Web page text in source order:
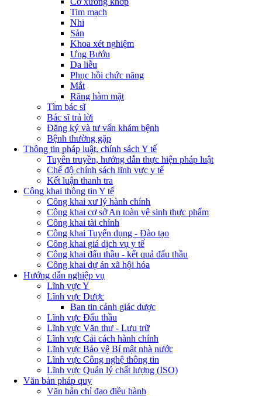
Tim mạch
Nhi
Sản
Khoa xét nghiệm
Ưng Bướu
Da liễu
Phục hồi chức năng
Mắt
Răng hàm mặt
Tìm bác sĩ
Bác sĩ trả lời
Đăng ký và tư vấn khám bệnh
Bệnh thường gặp
Thông tin pháp luật, chính sách Y tế
Tuyên truyền, hướng dẫn thực hiện pháp luật
Chế độ chính sách lĩnh vực y tế
Kết luận thanh tra
Công khai thông tin Y tế
Công khai xư lý hành chính
Công khai cơ sở An toàn vệ sinh thực phẩm
Công khai tài chính
Công khai Tuyển dụng - Đào tạo
Công khai giá dịch vụ y tế
Công khai đấu thầu - kết quả đấu thầu
Công khai dự án xã hội hóa
Hướng dẫn nghiệp vụ
Lĩnh vực Y
Lĩnh vực Dược
Ban tin cảnh giác dược
Lĩnh vực Đấu thầu
Lĩnh vực Văn thư - Lưu trữ
Lĩnh vực Cải cách hành chính
Lĩnh vực Bảo vệ Bí mật nhà nước
Lĩnh vực Công nghệ thông tin
Lĩnh vực Quản lý chất lượng (ISO)
Văn bản pháp quy
Văn bản chỉ đạo điều hành